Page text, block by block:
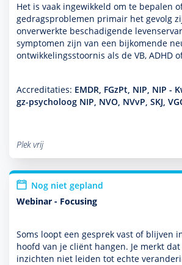
Het is vaak ingewikkeld om te bepalen
gedragspro­ble­men primair het gevolg
onverwerkte beschadigende
symp­tomen zijn van een bijkomende
ont­wikke­lingsstoor­nis als de VB, ADHD
Accreditaties: EMDR, FGzPt, NIP, NIP -
gz-psycholoog NIP, NVO, NVvP, SKJ,
Plek vrij
Nog niet gepland
Webinar - Focusing
Soms loopt een gesprek vast of blijven
hoofd van je cliënt hangen. Je merkt
inzichten niet leiden tot echte